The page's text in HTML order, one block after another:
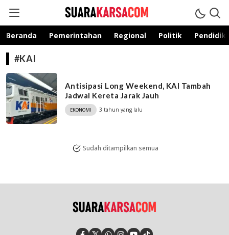
suarakarsa.com
Informasi terpercaya
Beranda Pemerintahan Regional Politik
#KAI
Antisipasi Long Weekend, KAI Tambah
Jadwal Kereta Jarak Jauh
EKONOMI 3 tahun yang lalu
Sudah ditampilkan semua